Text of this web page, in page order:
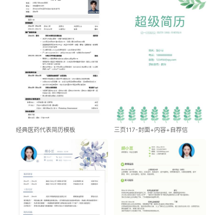
经典医药代表简历模板 三页117-封面+内容+自荐信